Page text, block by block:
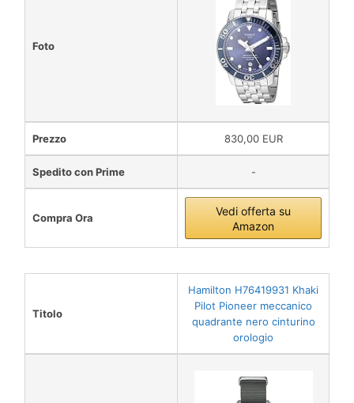
Foto
Prezzo 830,00 EUR
Spedito con Prime -
Compra Ora
Vedi offerta su
Amazon
Titolo
Hamilton H76419931 Khaki
Pilot Pioneer meccanico
quadrante nero cinturino
orologio